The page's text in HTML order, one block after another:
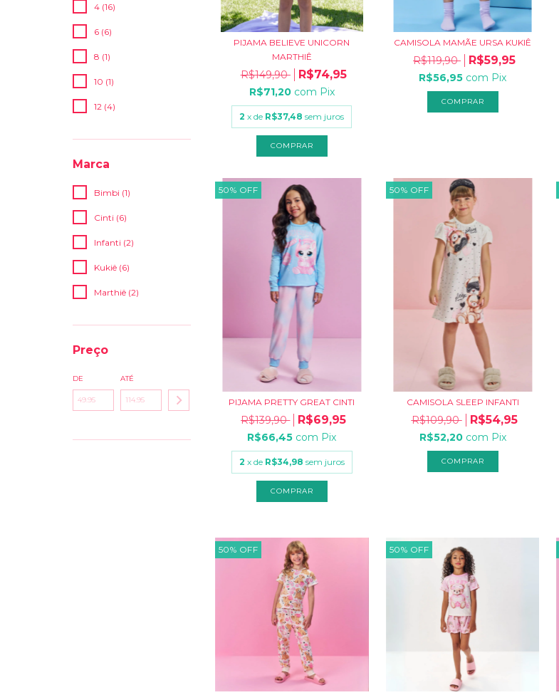
4 (16)
6 (6)
8 (1)
10 (1)
12 (4)
Marca
Bimbi (1)
Cinti (6)
Infanti (2)
Kukiê (6)
Marthiê (2)
Preço
DE ATÉ
PIJAMA BELIEVE UNICORN
MARTHIÊ
R$149,90 R$74,95
R$71,20 com Pix
2 x de R$37,48 sem juros
COMPRAR
CAMISOLA MAMÃE URSA KUKIÊ
R$119,90 R$59,95
R$56,95 com Pix
COMPRAR
50% OFF
PIJAMA PRETTY GREAT CINTI
R$139,90 R$69,95
R$66,45 com Pix
2 x de R$34,98 sem juros
COMPRAR
50% OFF
CAMISOLA SLEEP INFANTI
R$109,90 R$54,95
R$52,20 com Pix
COMPRAR
50% OFF 50% OFF